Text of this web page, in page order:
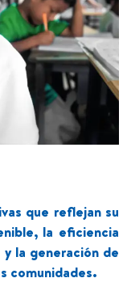
que reflejan su
la eficiencia
la generación de
comunidades.